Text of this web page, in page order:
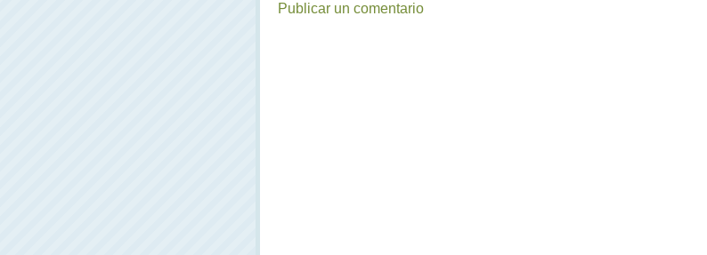
Publicar un comentario